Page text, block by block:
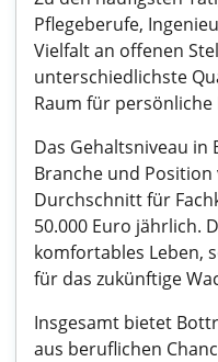
Pflegeberufe,
Vielfalt an offenen
unterschiedlichste
Raum für persönliche
Das Gehaltsniveau
Branche und
Durchschnitt für
50.000 Euro jährlich.
komfortables Leben,
für das zukünftige
Insgesamt bietet
aus beruflichen